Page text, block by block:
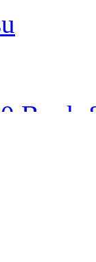
Book
ulaz)